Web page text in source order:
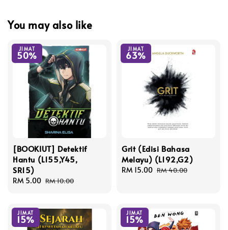
You may also like
JIMAT
50%
[BOOKIUT] Detektif
Hantu (L155,Y45,
SR15)
Sale
RM 5.00 Regular
RM 10.00
JIMAT
63%
Grit (Edisi Bahasa
Melayu) (L192,G2)
Sale
RM 15.00 Regular
RM 40.00
JIMAT
15%
JIMAT
15%